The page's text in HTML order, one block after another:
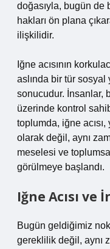
doğasıyla, bugün de
hakları ön plana
ilişkilidir.
Iğne acısının
aslında bir tür sosyal
sonucudur. İnsanlar,
üzerinde kontrol
toplumda, iğne
olarak değil, aynı
meselesi ve
görülmeye başlandı.
Iğne Acısı ve
Bugün geldiğimiz
gereklilik değil, aynı